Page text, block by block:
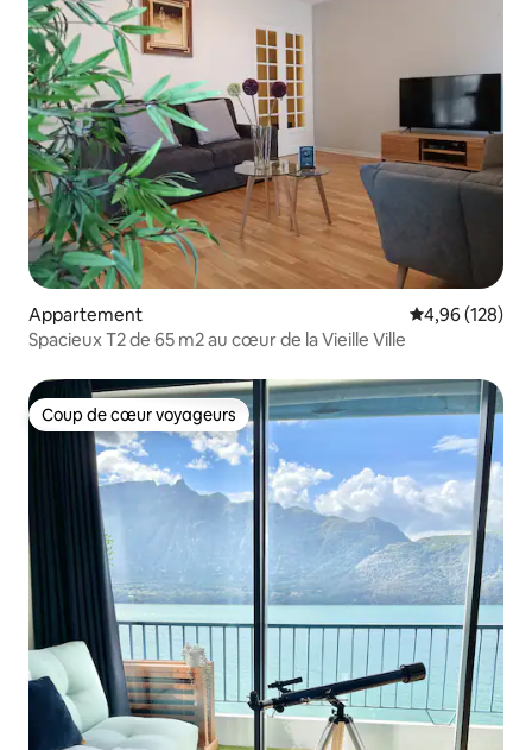
Appartement Évaluation
4,96 (128)
Spacieux T2 de 65 m2 au cœur de la Vieille Ville
Coup de cœur voyageurs
Coup de cœur voyageurs